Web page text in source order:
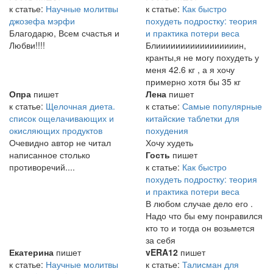
к статье: Научные молитвы
джозефа мэрфи
Благодарю, Всем счастья и
Любви!!!!
к статье: Как быстро
похудеть подростку: теория
и практика потери веса
Блииииииииииииииииин,
кранты,я не могу похудеть у
меня 42.6 кг , а я хочу
примерно хотя бы 35 кг
Опра пишет
к статье: Щелочная диета.
список ощелачивающих и
окисляющих продуктов
Очевидно автор не читал
написанное столько
противоречий....
Лена пишет
к статье: Самые популярные
китайские таблетки для
похудения
Хочу худеть
Гость пишет
к статье: Как быстро
похудеть подростку: теория
и практика потери веса
В любом случае дело его .
Надо что бы ему понравился
кто то и тогда он возьмется
за себя
Екатерина пишет
к статье: Научные молитвы
vERA12 пишет
к статье: Талисман для